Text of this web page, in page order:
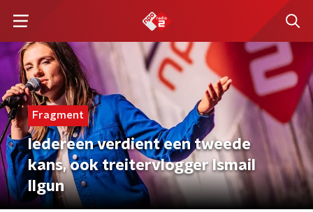
Fragment
Iedereen verdient een tweede
kans, ook treitervlogger Ismail
Ilgun